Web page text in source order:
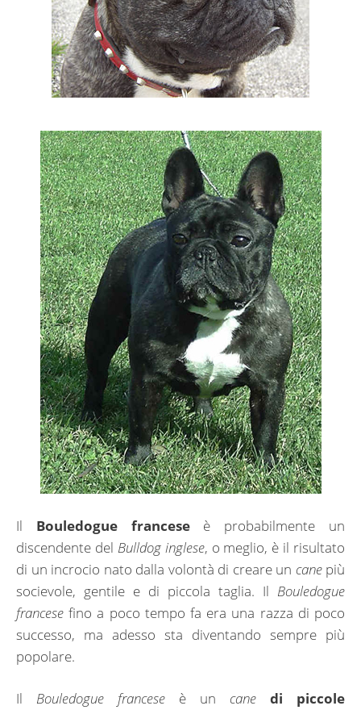
Il Bouledogue franceseè probabilmente un
discendente del Bulldog inglese, o meglio, è il risultato
di un incrocio nato dalla volontà di creare un canepiù
socievole, gentile e di piccola taglia. Il Bouledogue
francese fino a poco tempo fa era una razza di poco
successo, ma adesso sta diventando sempre più
popolare.
Il Bouledogue francese è un cane di
piccole